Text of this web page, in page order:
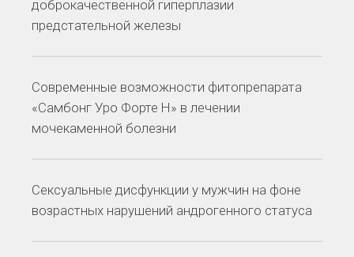
доброкачественной гиперплазии
предстательной железы
Современные возможности фитопрепарата
«Самбонг Уро Форте Н» в лечении
мочекаменной болезни
Сексуальные дисфункции у мужчин на фоне
возрастных нарушений андрогенного статуса